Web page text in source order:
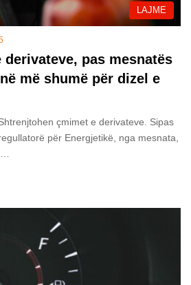
LAJME
derivateve, pas mesnatës
më shumë për dizel e
çmimet e derivateve. Sipas
për Energjetikë, nga mesnata,